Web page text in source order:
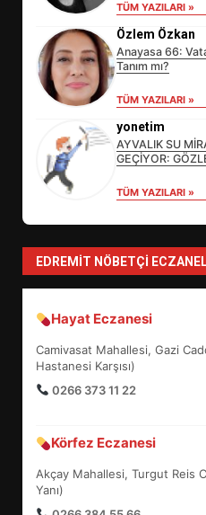
TÜM YAZILARI »
Özlem Özkan
Anayasa 66:
Tanım mı?
TÜM YAZILARI »
yonetim
AYVALIK SU
GEÇİYOR:
TÜM YAZILARI »
EDREMIT NÖBETÇI
Hayat Eczanesi
Camivasat Mahallesi, Gazi
Hastanesi Karşısı)
0266 373 11 22
Körfez Eczanesi
Akçay Mahallesi, Turgut Reis
Yanı)
4
5
BALIKESİR
UZATILDI:
6